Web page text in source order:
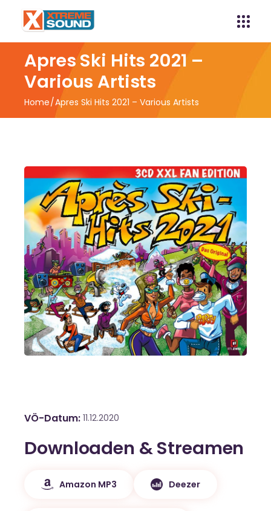
Apres Ski Hits 2021 –
Various Artists
Home Apres Ski Hits 2021 – Various Artists
VÖ-Datum 11.12.2020
Downloaden & Streamen
Amazon MP3 Deezer